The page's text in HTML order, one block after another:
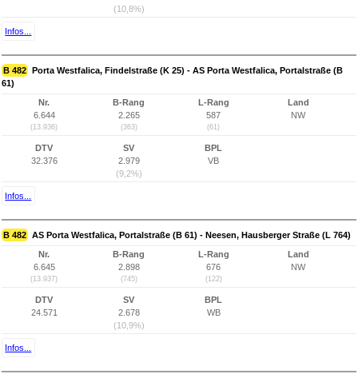
(10,8%)
Infos...
B 482 Porta Westfalica, Findelstraße (K 25) - AS Porta Westfalica, Portalstraße (B
61)
Nr.
6.644
(13.936)
B-Rang
2.265
(363)
L-Rang
587
(61)
Land
NW
DTV
32.376
SV
2.979
(9,2%)
BPL
VB
Infos...
B 482 AS Porta Westfalica, Portalstraße (B 61) - Neesen, Hausberger Straße (L 764)
Nr.
6.645
(13.937)
B-Rang
2.898
(745)
L-Rang
676
(122)
Land
NW
DTV
24.571
SV
2.678
(10,9%)
BPL
WB
Infos...